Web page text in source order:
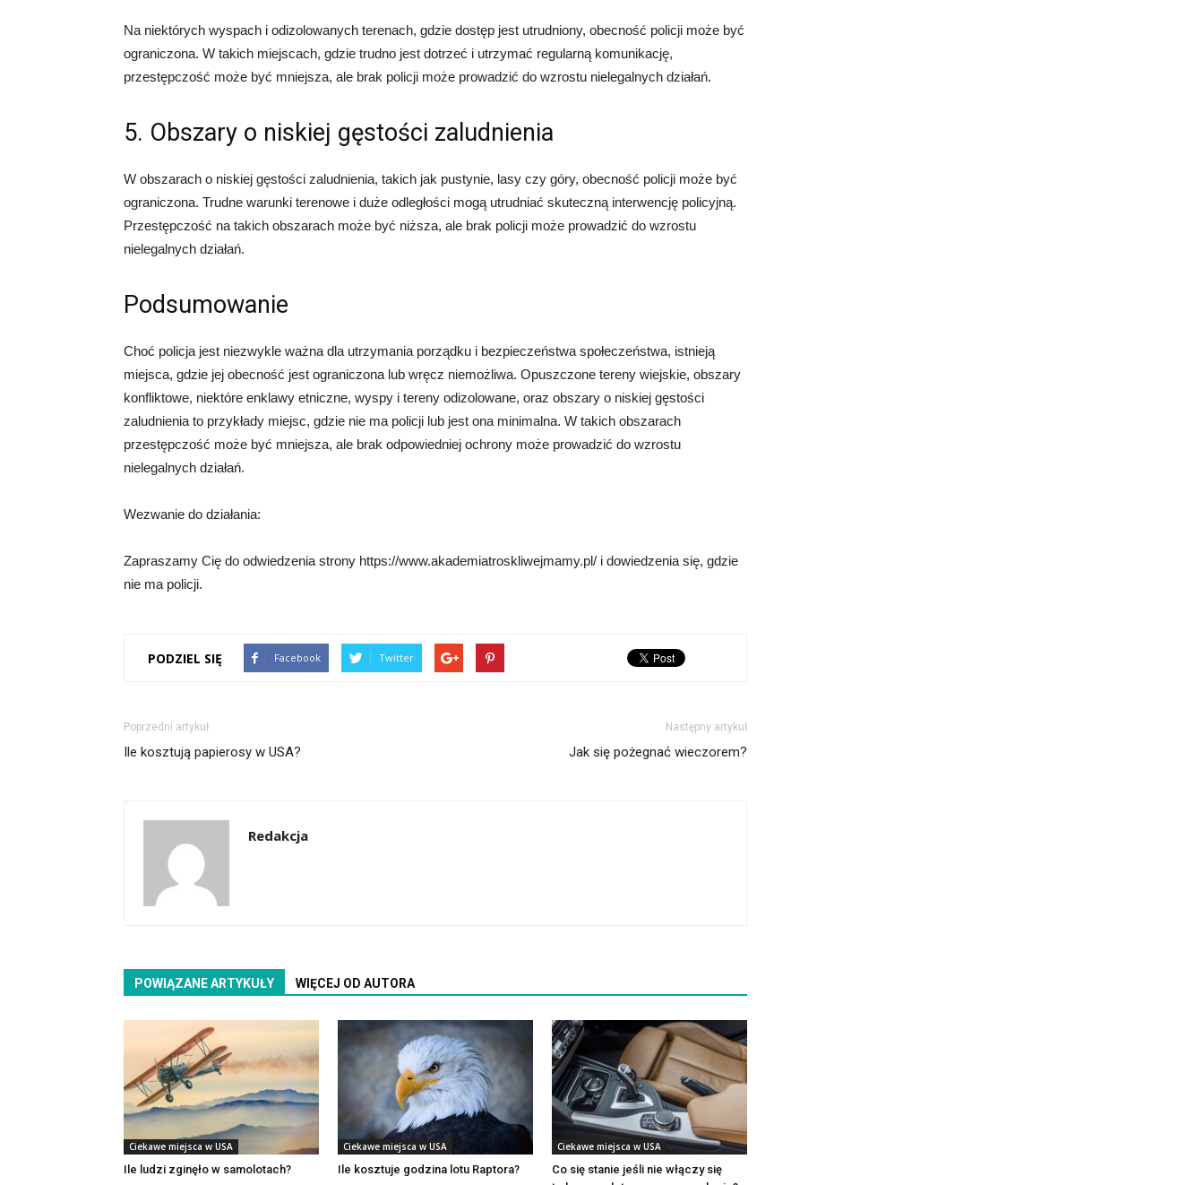
Na niektórych wyspach i odizolowanych terenach, gdzie dostęp jest utrudniony, obecność policji może być
ograniczona. W takich miejscach, gdzie trudno jest dotrzeć i utrzymać regularną komunikację,
przestępczość może być mniejsza, ale brak policji może prowadzić do wzrostu nielegalnych działań.
5. Obszary o niskiej gęstości zaludnienia
W obszarach o niskiej gęstości zaludnienia, takich jak pustynie, lasy czy góry, obecność policji może być
ograniczona. Trudne warunki terenowe i duże odległości mogą utrudniać skuteczną interwencję policyjną.
Przestępczość na takich obszarach może być niższa, ale brak policji może prowadzić do wzrostu
nielegalnych działań.
Podsumowanie
Choć policja jest niezwykle ważna dla utrzymania porządku i bezpieczeństwa społeczeństwa, istnieją
miejsca, gdzie jej obecność jest ograniczona lub wręcz niemożliwa. Opuszczone tereny wiejskie, obszary
konfliktowe, niektóre enklawy etniczne, wyspy i tereny odizolowane, oraz obszary o niskiej gęstości
zaludnienia to przykłady miejsc, gdzie nie ma policji lub jest ona minimalna. W takich obszarach
przestępczość może być mniejsza, ale brak odpowiedniej ochrony może prowadzić do wzrostu
nielegalnych działań.
Wezwanie do działania:
Zapraszamy Cię do odwiedzenia strony https://www.akademiatroskliwejmamy.pl/ i dowiedzenia się, gdzie
nie ma policji.
PODZIEL SIĘ Facebook Twitter
Poprzedni artykuł
Ile kosztują papierosy w USA?
Następny artykuł
Jak się pożegnać wieczorem?
Redakcja
POWIĄZANE ARTYKUŁY WIĘCEJ OD AUTORA
Ciekawe miejsca w USA
Ile ludzi zginęło w samolotach?
Ciekawe miejsca w USA
Ile kosztuje godzina lotu Raptora?
Ciekawe miejsca w USA
Co się stanie jeśli nie włączy się